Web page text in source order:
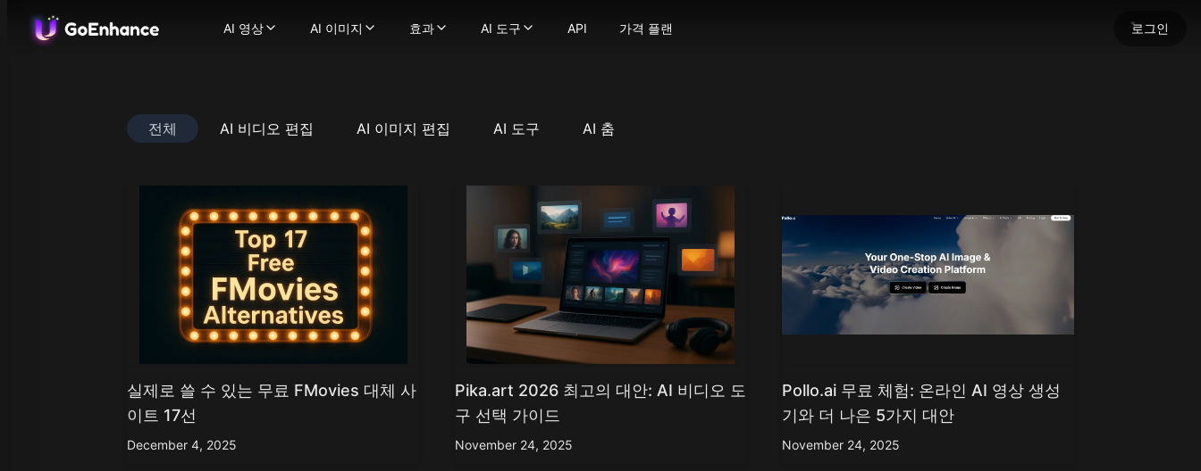
AI 영상
AI 비디오 생성기
-텍스트나 이미지를 비디오로 변환해 당신의 비전을 현실로 만드세요!
AI 비디오 얼굴 교체기로 비디오 내 어떤 얼굴이든 변경하세요
AI ASMR 비디오-원클릭으로 몰입형 ASMR 영상 생성, 화면과 사운드 완벽 매칭
립싱크 비디오
어떤 비디오든 매끄러운 립싱크로 쉽게 변환하세요
캐릭터 애니메이션- 한 장의 이미지로 캐릭터 애니메이션을 만드세요.
비디오 업스케일러- AI로 영상 품질을 향상하고 업스케일링하세요
지원되는 영상 모델
GoEnhance
Kling AI
Runway
Hailuo 02
Hailuo AI
Luma AI
AI 이미지
이미지 향상- 이미지를 극도로 상세하게 향상 및 업스케일하세요
Ideogram
Recraft
Stable Diffusion
Qwen Image
Nano Banana(Gemini 2.5 Flash)
Nano Banana Pro
Hunyuan Image 2.1
Midjourney Image
Seedream 4.0
Seedream 4.5
Qwen Image Edit
Z Image Turbo
효과
지구 줌 아웃 AI
AI 비키니 생성기
오래된 사진 애니메이션화
AI 격투 생성기
지브리 스타일 AI 생성기
픽사 스타일 AI 생성기
AI 아기 필터
AI 스누피 필터
AI 대머리 필터
AI 임신 효과
AI 만화 생성기
AI 액션 피규어 생성기
AI 도구
AI 댄스 생성기
이미지 → 영상 변환
이미지 도구
이미지 → 프롬프트
AI 미녀 생성기
AI 로고 생성기
AI 이미지 블렌더
AI 프로필 사진 생성기
AI 벡터 생성기
더 보기
API 가격 플랜 로그인
전체 AI 비디오 편집 AI 이미지 편집 AI 도구 AI 춤
실제로 쓸 수 있는 무료 FMovies 대체 사
이트 17선
December 4, 2025
Pika.art 2026 최고의 대안: AI 비디오 도
구 선택 가이드
November 24, 2025
Pollo.ai 무료 체험: 온라인 AI 영상 생성
기와 더 나은 5가지 대안
November 24, 2025